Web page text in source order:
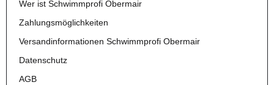
Wer ist Schwimmprofi Obermair
Zahlungsmöglichkeiten
Versandinformationen Schwimmprofi Obermair
Datenschutz
AGB